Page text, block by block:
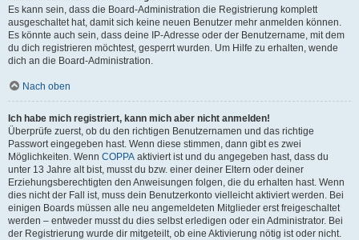
Es kann sein, dass die Board-Administration die Registrierung komplett
ausgeschaltet hat, damit sich keine neuen Benutzer mehr anmelden können.
Es könnte auch sein, dass deine IP-Adresse oder der Benutzername, mit dem
du dich registrieren möchtest, gesperrt wurden. Um Hilfe zu erhalten, wende
dich an die Board-Administration.
Nach oben
Ich habe mich registriert, kann mich aber nicht anmelden!
Überprüfe zuerst, ob du den richtigen Benutzernamen und das richtige
Passwort eingegeben hast. Wenn diese stimmen, dann gibt es zwei
Möglichkeiten. Wenn COPPA aktiviert ist und du angegeben hast, dass du
unter 13 Jahre alt bist, musst du bzw. einer deiner Eltern oder deiner
Erziehungsberechtigten den Anweisungen folgen, die du erhalten hast. Wenn
dies nicht der Fall ist, muss dein Benutzerkonto vielleicht aktiviert werden. Bei
einigen Boards müssen alle neu angemeldeten Mitglieder erst freigeschaltet
werden – entweder musst du dies selbst erledigen oder ein Administrator. Bei
der Registrierung wurde dir mitgeteilt, ob eine Aktivierung nötig ist oder nicht.